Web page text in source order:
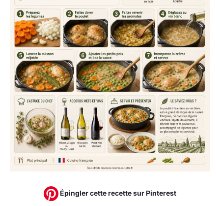
Épingler cette recette sur Pinterest